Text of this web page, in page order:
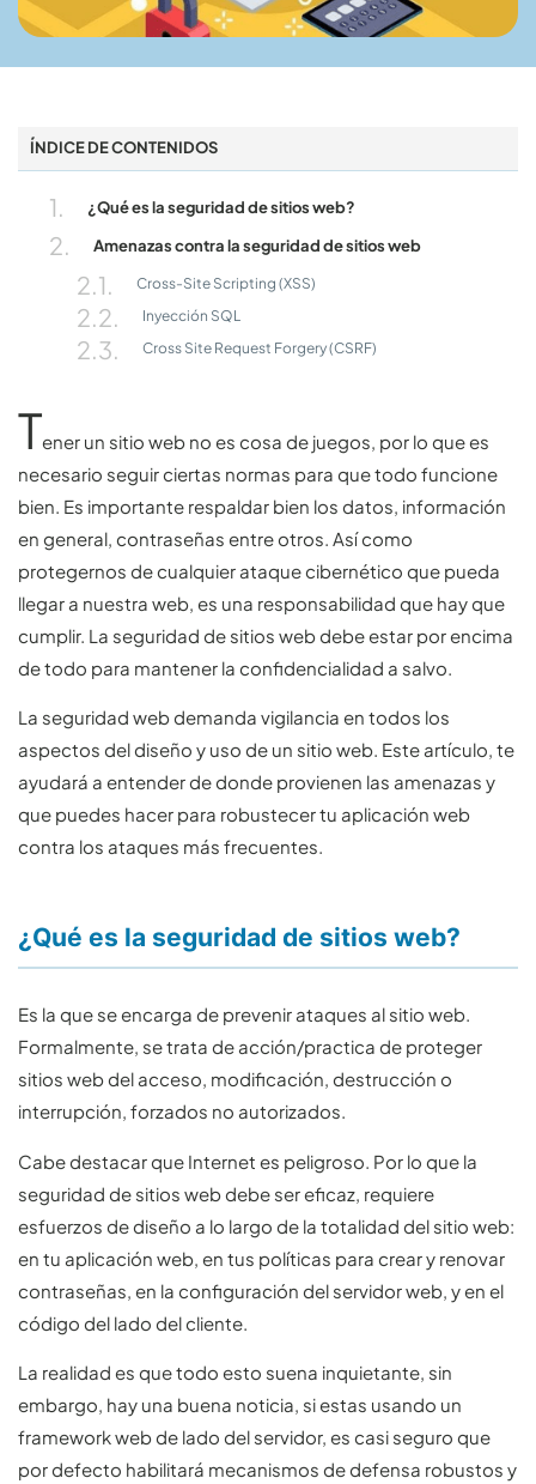
ÍNDICE DE CONTENIDOS
¿Qué es la seguridad de sitios web?
Amenazas contra la seguridad de sitios web
Cross-Site Scripting (XSS)
Inyección SQL
Cross Site Request Forgery (CSRF)
Tener un sitio web no es cosa de juegos, por lo que es
necesario seguir ciertas normas para que todo funcione
bien. Es importante respaldar bien los datos, información
en general, contraseñas entre otros. Así como
protegernos de cualquier ataque cibernético que pueda
llegar a nuestra web, es una responsabilidad que hay que
cumplir. La seguridad de sitios web debe estar por encima
de todo para mantener la confidencialidad a salvo.
La seguridad web demanda vigilancia en todos los
aspectos del diseño y uso de un sitio web. Este artículo, te
ayudará a entender de donde provienen las amenazas y
que puedes hacer para robustecer tu aplicación web
contra los ataques más frecuentes.
¿Qué es la seguridad de sitios web?
Es la que se encarga de prevenir ataques al sitio web.
Formalmente, se trata de acción/practica de proteger
sitios web del acceso, modificación, destrucción o
interrupción, forzados no autorizados.
Cabe destacar que Internet es peligroso. Por lo que la
seguridad de sitios web debe ser eficaz, requiere
esfuerzos de diseño a lo largo de la totalidad del sitio web:
en tu aplicación web, en tus políticas para crear y renovar
contraseñas, en la configuración del servidor web, y en el
código del lado del cliente.
La realidad es que todo esto suena inquietante, sin
embargo, hay una buena noticia, si estas usando un
framework web de lado del servidor, es casi seguro que
por defecto habilitará mecanismos de defensa robustos y